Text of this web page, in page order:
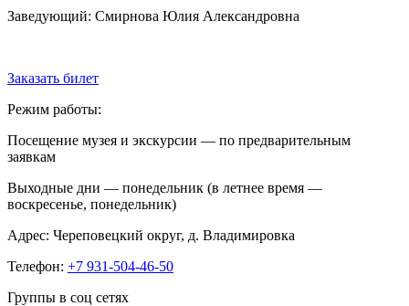
Заведующий: Смирнова Юлия Александровна
Заказать билет
Режим работы:
Посещение музея и экскурсии — по предварительным
заявкам
Выходные дни — понедельник (в летнее время —
воскресенье, понедельник)
Адрес: Череповецкий округ, д. Владимировка
Телефон: +7 931-504-46-50
Группы в соц сетях